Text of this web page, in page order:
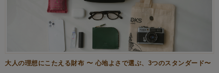
大人の理想にこたえる財布 〜 心地よさで選ぶ、3つのスタンダード〜